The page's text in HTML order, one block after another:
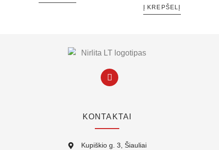
Į KREPŠELĮ
KONTAKTAI
Kupiškio g. 3, Šiauliai